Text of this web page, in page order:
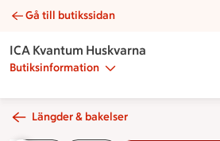
Prinsessbakelse | Catering ICA
Gå till butikssidan
ICA Kvantum Huskvarna
Butiksinformation
Längder & bakelser